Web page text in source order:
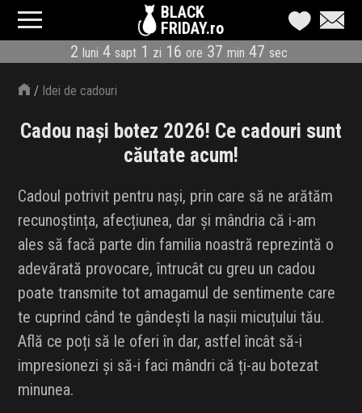
BLACK
FRIDAY.ro
2 luni 4 sapt 1 zi 16 ore 37 min 46 sec
CATEGORII
MAGAZINE
ÎNSCRIE MAGAZIN
REDUCERI
CODURI REDUCERE
CÂND E BLACK FRIDAY
ABONARE NEWSLETTER
INFLUENCER SQUAD
/ Idei de cadouri
Cadou nași botez 2026! Ce cadouri sunt
căutate acum!
Cadoul potrivit pentru nași, prin care să ne arătăm
recunoștința, afecțiunea, dar și mândria că i-am
ales să facă parte din familia noastră reprezintă o
adevărată provocare, întrucât cu greu un cadou
poate transmite tot amagamul de sentimente care
te cuprind când te gândești la nașii micuțului tău.
Află ce poți să le oferi în dar, astfel încât să-i
impresionezi și să-i faci mândri că ți-au botezat
minunea.